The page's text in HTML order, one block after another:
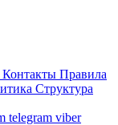
Контакты Правила
Структура
telegram viber